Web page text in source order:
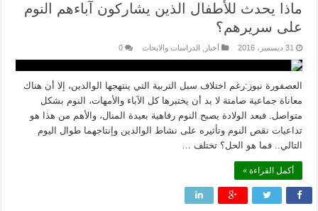
ماذا يحدث للأطفال الذين يشاركون آباءهم النوم
على سريرهم؟
31 ديسمبر، 2016 أخبار الدراسات والابحاث 0
العصفورة نيوز:رغم اختلاف سبل التربية التي ينتهجها الوالدين، إلا أن هناك
معاناة جماعية صامتة لا بد أن يختبرها كل الآباء والأمهات، النوم بشكل
متواصل. فبعد الولادة يصبح النوم رفاهية بعيدة المنال، والأهم من هذا هو
تداعيات نقص النوم وتأثيره على نشاط الوالدين وإنتاجهما طوال اليوم
التالي.. فما هو الحل؟ تختلف …
أكمل القراءة »